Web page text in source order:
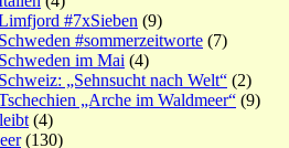
#7xSieben (9)
#sommerzeitworte (7)
im Mai (4)
„Sehnsucht nach Welt“ (2)
„Arche im Waldmeer“ (9)
(4)
(130)